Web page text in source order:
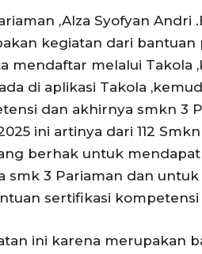
,Alza Syofyan Andri
kegiatan dari
mendaftar melalui Takola
di aplikasi Takola
dan akhirnya smkn 3
ini artinya dari 112
berhak untuk
smk 3 Pariaman dan
sertifikasi kompetensi
ini karena merupakan